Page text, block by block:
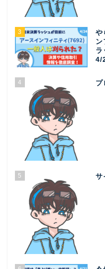
3
や
ン
ラ
4/
4 プ
5 サ